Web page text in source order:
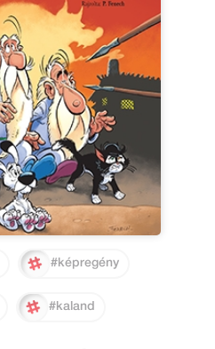
#képregény
#kaland